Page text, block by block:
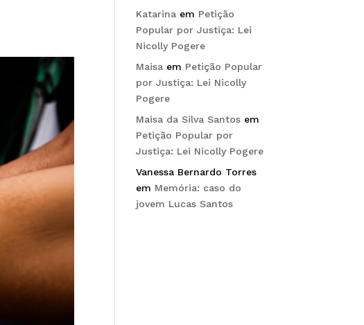
Katarina em Petição
Popular por Justiça: Lei
Nicolly Pogere
Maisa em Petição Popular
por Justiça: Lei Nicolly
Pogere
Maisa da Silva Santos em
Petição Popular por
Justiça: Lei Nicolly Pogere
Vanessa Bernardo Torres
em Memória: caso do
jovem Lucas Santos